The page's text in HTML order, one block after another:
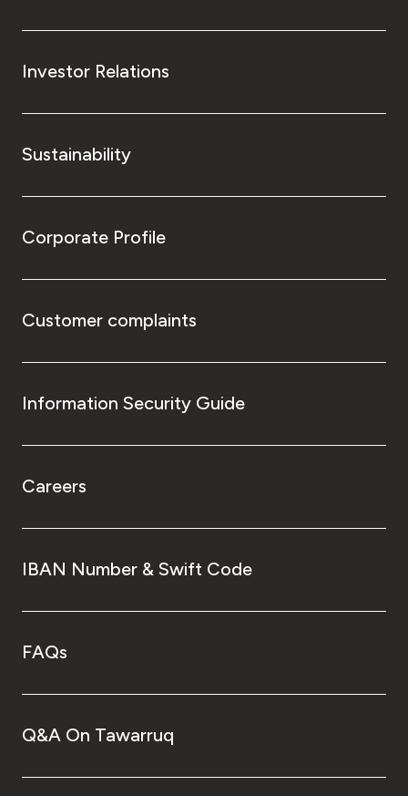
Investor Relations
Sustainability
Corporate Profile
Customer complaints
Information Security Guide
Careers
IBAN Number & Swift Code
FAQs
Q&A On Tawarruq